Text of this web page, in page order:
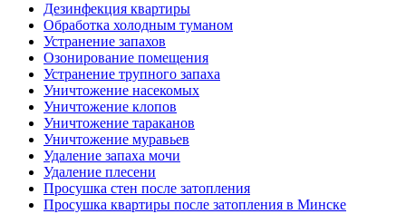
Дезинфекция квартиры
Обработка холодным туманом
Устранение запахов
Озонирование помещения
Устранение трупного запаха
Уничтожение насекомых
Уничтожение клопов
Уничтожение тараканов
Уничтожение муравьев
Удаление запаха мочи
Удаление плесени
Просушка стен после затопления
Просушка квартиры после затопления в Минске